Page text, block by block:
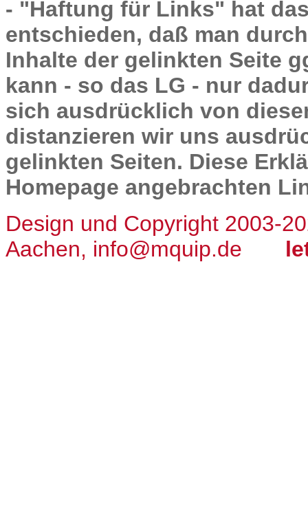
- "Haftung für Links" hat
entschieden, daß man
Inhalte der gelinkten Seite
kann - so das LG - nur
sich ausdrücklich von
distanzieren wir uns
gelinkten Seiten. Diese
Homepage angebrachten
Design und Copyright 2003-
Aachen, info@mquip.de